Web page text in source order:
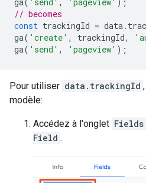
// becomes
const trackingId = data.
ga( 'create' , trackingId,
ga( 'send' , 'pageview' );
Pour utiliser data.trackingId
modèle:
Accédez à l'onglet Fields
Field .